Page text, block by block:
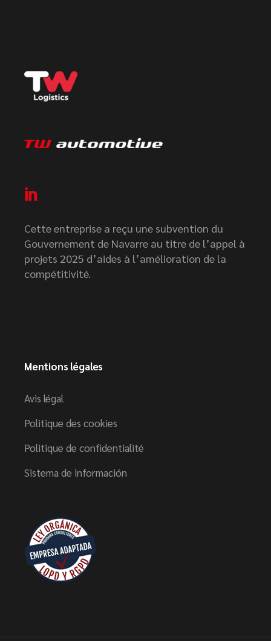
Cette entreprise a reçu une subvention du
Gouvernement de Navarre au titre de l’appel à
projets 2025 d’aides à l’amélioration de la
compétitivité.
Mentions légales
Avis légal
Politique des cookies
Politique de confidentialité
Sistema de información